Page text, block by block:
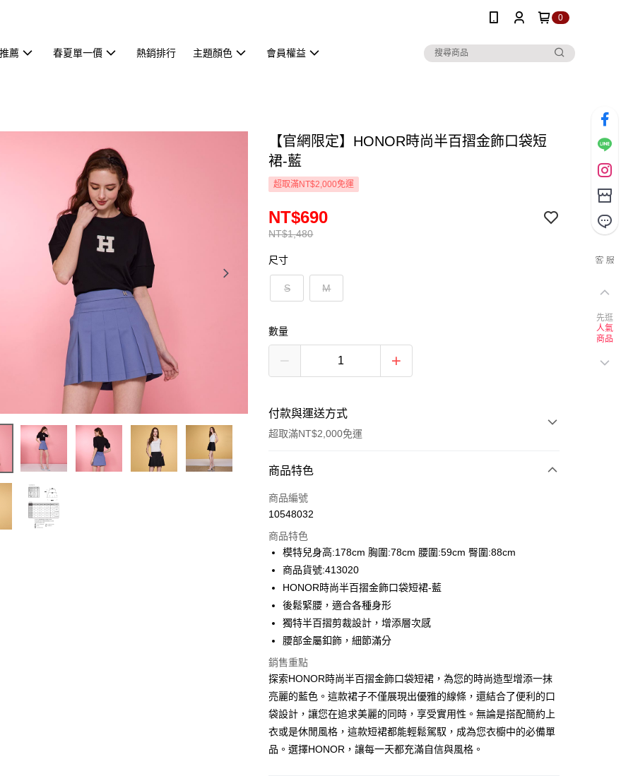
0
薦 春夏單一價 熱銷排行 主題顏色 會員權益
【官網限定】HONOR時尚半百摺金飾口袋短
裙-藍
超取滿NT$2,000免運
NT$1,480
NT$690
尺寸
S M
數量
付款與運送方式
超取滿NT$2,000免運
付款方式
信用卡一次付款
LINE Pay
Apple Pay
街口支付
悠遊付
ATM付款
運送方式
全家取貨付款 -訂單滿 $2000 元即享免運服務，未滿則另收
商品特色
商品編號
10548032
商品特色
模特兒身高:178cm 胸圍:78cm 腰圍:59cm 臀圍:88cm
商品貨號:413020
HONOR時尚半百摺金飾口袋短裙-藍
後鬆緊腰，適合各種身形
獨特半百摺剪裁設計，增添層次感
腰部金屬釦飾，細節滿分
銷售重點
探索HONOR時尚半百摺金飾口袋短裙，為您的時尚造型增添一抹
亮麗的藍色。這款裙子不僅展現出優雅的線條，還結合了便利的口
袋設計，讓您在追求美麗的同時，享受實用性。無論是搭配簡約上
衣或是休閒風格，這款短裙都能輕鬆駕馭，成為您衣櫥中的必備單
品。選擇HONOR，讓每一天都充滿自信與風格。
先逛
人氣
商品